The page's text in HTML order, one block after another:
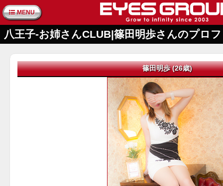
MENU
八王子-お姉さんCLUB|篠田明歩さんのプロ
篠田明歩 (26歳)